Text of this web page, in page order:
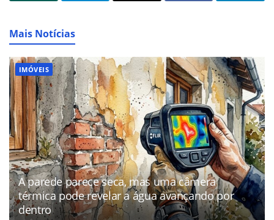
Mais Notícias
IMÓVEIS
A parede parece seca, mas uma câmera
térmica pode revelar a água avançando por
dentro